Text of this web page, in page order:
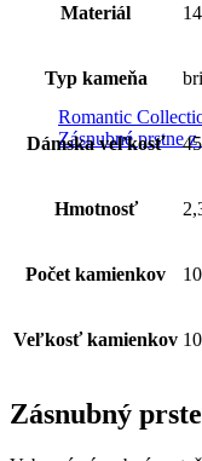
Romantic
Zásnubné prstne
Materiál
Typ kameňa
Dámska veľkosť
Hmotnosť
Počet kamienkov
Veľkosť kamienkov
Zásnubný